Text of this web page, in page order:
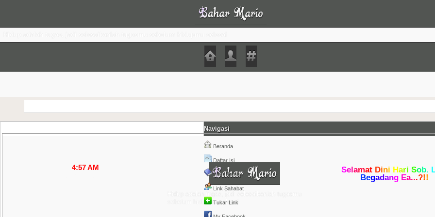
4:57 AM
sebelum hidupmu selesai
Selamat Dini Hari Sob.
Begadang Ea...?!!
Navigasi
Beranda
Daftar Isi
Buku Tamu
Link Sahabat
Tukar Link